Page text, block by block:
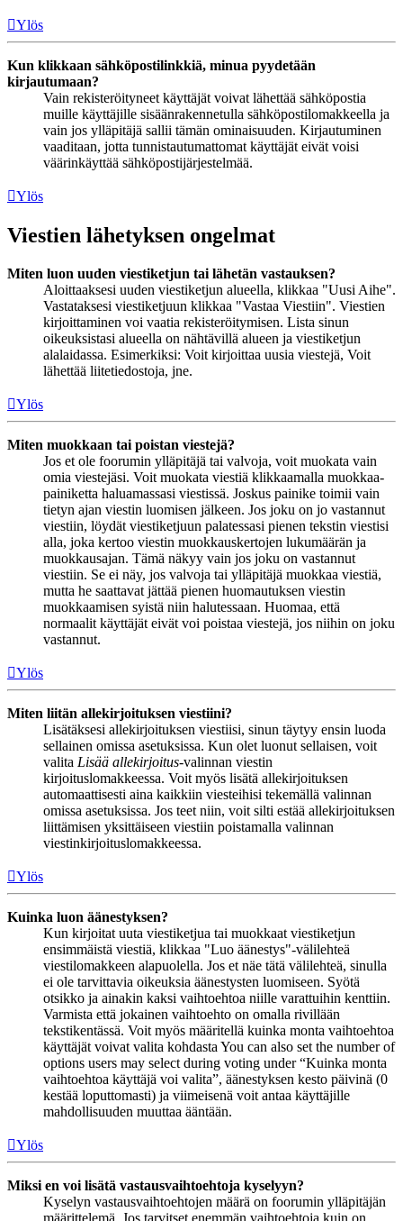
Ylös
Kun klikkaan sähköpostilinkkiä, minua pyydetään
kirjautumaan?
Vain rekisteröityneet käyttäjät voivat lähettää sähköpostia
muille käyttäjille sisäänrakennetulla sähköpostilomakkeella ja
vain jos ylläpitäjä sallii tämän ominaisuuden. Kirjautuminen
vaaditaan, jotta tunnistautumattomat käyttäjät eivät voisi
väärinkäyttää sähköpostijärjestelmää.
Ylös
Viestien lähetyksen ongelmat
Miten luon uuden viestiketjun tai lähetän vastauksen?
Aloittaaksesi uuden viestiketjun alueella, klikkaa "Uusi Aihe".
Vastataksesi viestiketjuun klikkaa "Vastaa Viestiin". Viestien
kirjoittaminen voi vaatia rekisteröitymisen. Lista sinun
oikeuksistasi alueella on nähtävillä alueen ja viestiketjun
alalaidassa. Esimerkiksi: Voit kirjoittaa uusia viestejä, Voit
lähettää liitetiedostoja, jne.
Ylös
Miten muokkaan tai poistan viestejä?
Jos et ole foorumin ylläpitäjä tai valvoja, voit muokata vain
omia viestejäsi. Voit muokata viestiä klikkaamalla muokkaa-
painiketta haluamassasi viestissä. Joskus painike toimii vain
tietyn ajan viestin luomisen jälkeen. Jos joku on jo vastannut
viestiin, löydät viestiketjuun palatessasi pienen tekstin viestisi
alla, joka kertoo viestin muokkauskertojen lukumäärän ja
muokkausajan. Tämä näkyy vain jos joku on vastannut
viestiin. Se ei näy, jos valvoja tai ylläpitäjä muokkaa viestiä,
mutta he saattavat jättää pienen huomautuksen viestin
muokkaamisen syistä niin halutessaan. Huomaa, että
normaalit käyttäjät eivät voi poistaa viestejä, jos niihin on joku
vastannut.
Ylös
Miten liitän allekirjoituksen viestiini?
Lisätäksesi allekirjoituksen viestiisi, sinun täytyy ensin luoda
sellainen omissa asetuksissa. Kun olet luonut sellaisen, voit
valita Lisää allekirjoitus-valinnan viestin
kirjoituslomakkeessa. Voit myös lisätä allekirjoituksen
automaattisesti aina kaikkiin viesteihisi tekemällä valinnan
omissa asetuksissa. Jos teet niin, voit silti estää allekirjoituksen
liittämisen yksittäiseen viestiin poistamalla valinnan
viestinkirjoituslomakkeessa.
Ylös
Kuinka luon äänestyksen?
Kun kirjoitat uuta viestiketjua tai muokkaat viestiketjun
ensimmäistä viestiä, klikkaa "Luo äänestys"-välilehteä
viestilomakkeen alapuolella. Jos et näe tätä välilehteä, sinulla
ei ole tarvittavia oikeuksia äänestysten luomiseen. Syötä
otsikko ja ainakin kaksi vaihtoehtoa niille varattuihin kenttiin.
Varmista että jokainen vaihtoehto on omalla rivillään
tekstikentässä. Voit myös määritellä kuinka monta vaihtoehtoa
käyttäjät voivat valita kohdasta You can also set the number of
options users may select during voting under “Kuinka monta
vaihtoehtoa käyttäjä voi valita”, äänestyksen kesto päivinä (0
kestää loputtomasti) ja viimeisenä voit antaa käyttäjille
mahdollisuuden muuttaa ääntään.
Ylös
Miksi en voi lisätä vastausvaihtoehtoja kyselyyn?
Kyselyn vastausvaihtoehtojen määrä on foorumin ylläpitäjän
määrittelemä. Jos tarvitset enemmän vaihtoehtoja kuin on